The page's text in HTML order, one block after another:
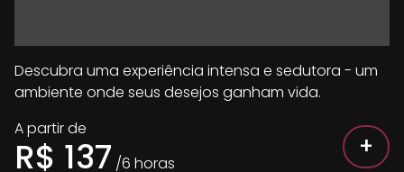
Descubra uma experiência intensa e sedutora - um
ambiente onde seus desejos ganham vida.
A partir de
R$ 137 /6 horas
+